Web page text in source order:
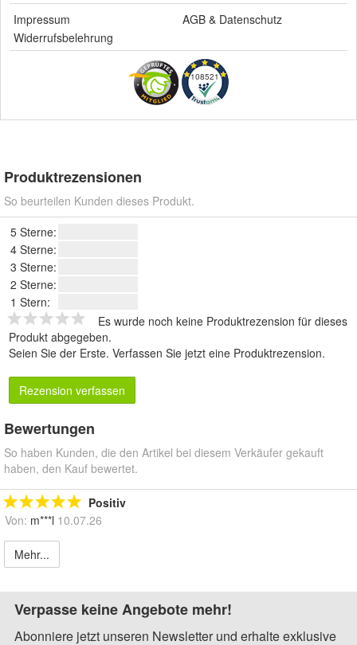
Impressum
AGB & Datenschutz
Widerrufsbelehrung
108521
Produktrezensionen
So beurteilen Kunden dieses Produkt.
5 Sterne:
4 Sterne:
3 Sterne:
2 Sterne:
1 Stern:
Es wurde noch keine Produktrezension für dieses
Produkt abgegeben.
Seien Sie der Erste. Verfassen Sie jetzt eine Produktrezension.
Rezension verfassen
Bewertungen
So haben Kunden, die den Artikel bei diesem Verkäufer gekauft
haben, den Kauf bewertet.
Positiv
Von: m***l 10.07.26
Mehr...
Verpasse keine Angebote mehr!
Abonniere jetzt unseren Newsletter und erhalte exklusive